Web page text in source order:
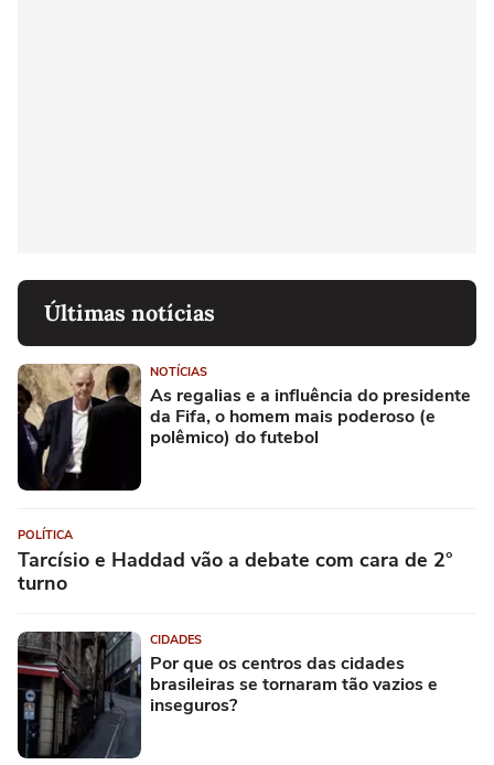
Últimas notícias
NOTÍCIAS
As regalias e a influência do presidente
da Fifa, o homem mais poderoso (e
polêmico) do futebol
POLÍTICA
Tarcísio e Haddad vão a debate com cara de 2°
turno
CIDADES
Por que os centros das cidades
brasileiras se tornaram tão vazios e
inseguros?